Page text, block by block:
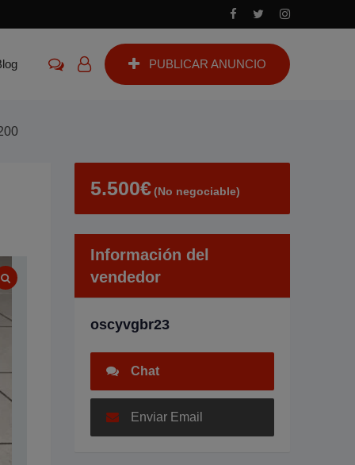
PUBLICAR ANUNCIO
5.500€ (No negociable)
Información del
vendedor
oscyvgbr23
Chat
Enviar Email